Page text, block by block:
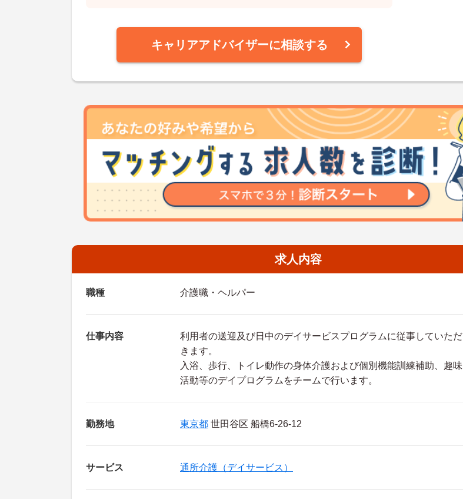
キャリアアドバイザーに相談する
求人内容
職種 介護職・ヘルパー
仕事内容
利用者の送迎及び日中のデイサービスプログラムに従事していただ
きます。
入浴、歩行、トイレ動作の身体介護および個別機能訓練補助、趣味
活動等のデイプログラムをチームで行います。
勤務地 東京都 世田谷区 船橋6-26-12
サービス 通所介護（デイサービス）